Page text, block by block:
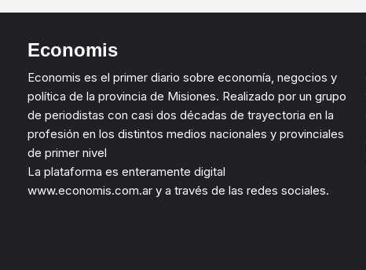
Economis
Economis es el primer diario sobre economía, negocios y
política de la provincia de Misiones. Realizado por un grupo
de periodistas con casi dos décadas de trayectoria en la
profesión en los distintos medios nacionales y provinciales
de primer nivel
La plataforma es enteramente digital
www.economis.com.ar y a través de las redes sociales.